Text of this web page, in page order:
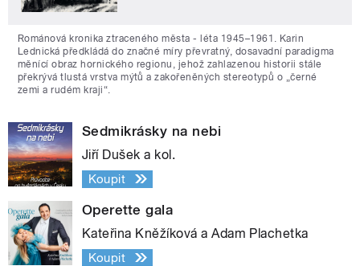
Románová kronika ztraceného města - léta 1945–1961. Karin
Lednická předkládá do značné míry převratný, dosavadní paradigma
měnící obraz hornického regionu, jehož zahlazenou historii stále
překrývá tlustá vrstva mýtů a zakořeněných stereotypů o „černé
zemi a rudém kraji“.
Sedmikrásky na nebi
Jiří Dušek a kol.
Koupit
Operette gala
Kateřina Kněžíková a Adam Plachetka
Koupit